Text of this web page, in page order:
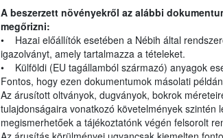
A beszerzett növényekről az alábbi
megőrizni:
• Hazai előállítók esetében a Nébih által
igazolványt, amely tartalmazza a tételeket.
• Külföldi (EU tagállamból származó) anyagok
Fontos, hogy ezen dokumentumok másolati
Az árusított oltványok, dugványok, bokrok
tulajdonságaira vonatkozó követelmények szintén
megismerhetőek a tájékoztatónk végén felsorolt